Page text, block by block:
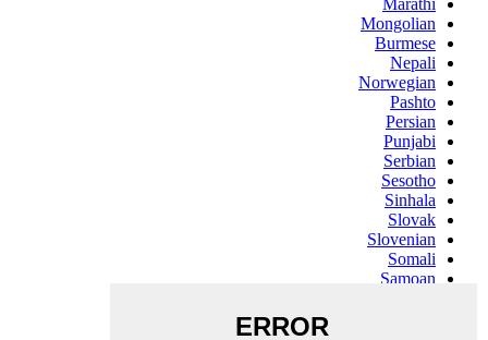
Marathi
Mongolian
Burmese
Nepali
Norwegian
Pashto
Persian
Punjabi
Serbian
Sesotho
Sinhala
Slovak
Slovenian
Somali
Samoan